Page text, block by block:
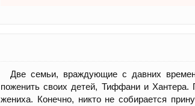
Две семьи, враждующие с давних
поженить своих детей, Тиффани и Хантера.
жениха. Конечно, никто не собирается